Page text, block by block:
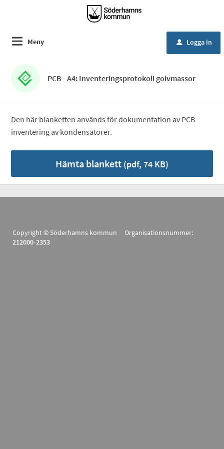
Meny u Logga in
PCB - A4: Inventeringsprotokoll golvmassor
Den här blanketten används för dokumentation av PCB-
inventering av kondensatorer.
Hämta blankett (pdf, 74 KB)
Copyright © Söderhamns kommun Organisationsnummer:
212000-2353